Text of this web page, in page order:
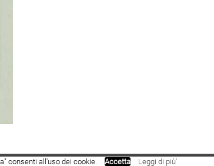
consenti all'uso dei cookie. Accetta Leggi di più'